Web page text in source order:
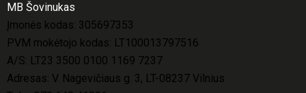
MB Šovinukas
Įmonės kodas: 305697353
PVM mokėtojo kodas: LT100013797516
A/S: LT23 3500 0100 1169 7237
Adresas: V. Nagevičiaus g. 3, LT-08237 Vilnius